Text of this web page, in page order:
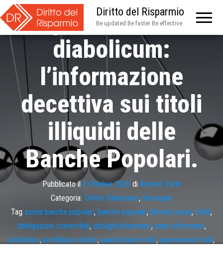
Diritto del Risparmio
Be updated Be faster Be effective
perseverare
diabolicum:
l’informazione
decettiva sui titoli
illiquidi delle
Banche Popolari.
Pubblicato il 8 Ottobre 2020 di Antonio Zurlo
Categoria: Diritto Finanziario, Rassegna
Tag azioni banche popolari, banche popolari, illiceità causa, mifid,
obbligazioni convertibili, obblighi informativi, oneri informativi,
profilatura, profilatura cliente, questionario mifid, questionario mifir,